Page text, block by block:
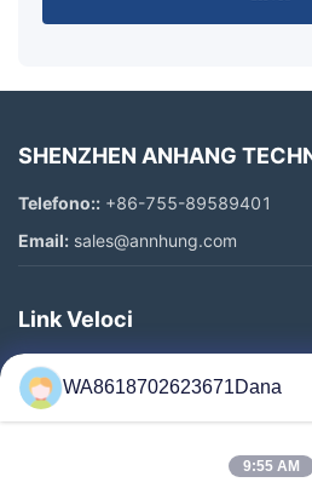
SHENZHEN ANHANG
Telefono:: +86-755-89589401
Email: sales@annhung.com
Link Veloci
Casa.
Prodotti
WA8618702623671Dana
9:55 AM